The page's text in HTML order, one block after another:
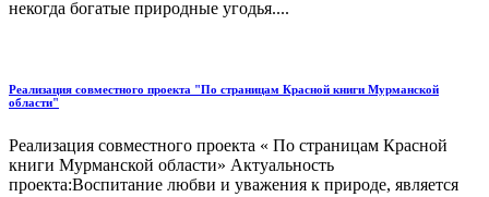
некогда богатые природные угодья....
Реализация совместного проекта "По страницам Красной книги Мурманской
области"
Реализация совместного проекта « По страницам Красной
книги Мурманской области» Актуальность
проекта:Воспитание любви и уважения к природе, является